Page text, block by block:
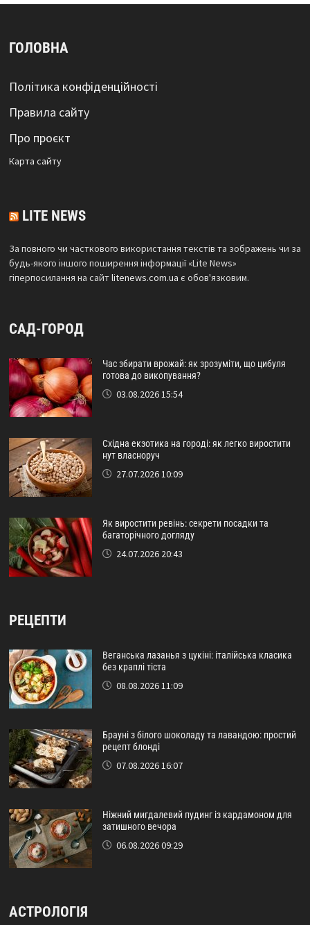
ГОЛОВНА
Політика конфіденційності
Правила сайту
Про проєкт
Карта сайтy
LITE NEWS
За повного чи часткового використання текстів та зображень чи за
будь-якого іншого поширення інформації «Lite News»
гіперпосилання на сайтlitenews.com.ua є обов'язковим.
САД-ГОРОД
Час збирати врожай: як зрозуміти, що цибуля
готова до викопування?
03.08.2026 15:54
Східна екзотика на городі: як легко виростити
нут власноруч
27.07.2026 10:09
Як виростити ревінь: секрети посадки та
багаторічного догляду
24.07.2026 20:43
РЕЦЕПТИ
Веганська лазанья з цукіні: італійська класика
без краплі тіста
08.08.2026 11:09
Брауні з білого шоколаду та лавандою: простий
рецепт блонді
07.08.2026 16:07
Ніжний мигдалевий пудинг із кардамоном для
затишного вечора
06.08.2026 09:29
АСТРОЛОГІЯ